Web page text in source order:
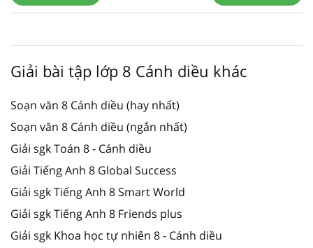
Giải bài tập lớp 8 Cánh diều khác
Soạn văn 8 Cánh diều (hay nhất)
Soạn văn 8 Cánh diều (ngắn nhất)
Giải sgk Toán 8 - Cánh diều
Giải Tiếng Anh 8 Global Success
Giải sgk Tiếng Anh 8 Smart World
Giải sgk Tiếng Anh 8 Friends plus
Giải sgk Khoa học tự nhiên 8 - Cánh diều